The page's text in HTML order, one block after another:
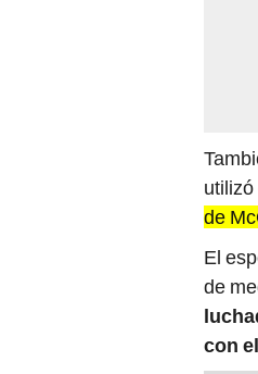
de
El
de
con